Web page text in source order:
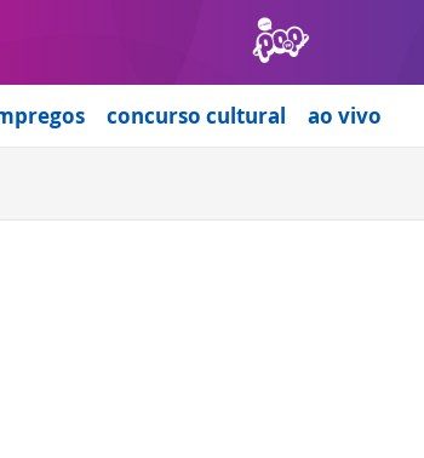
concurso cultural ao vivo